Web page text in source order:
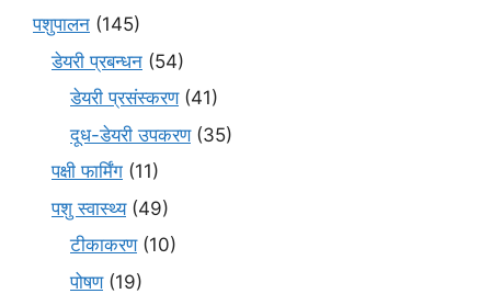
पशुपालन (145)
डेयरी प्रबन्धन (54)
डेयरी प्रसंस्करण(41)
दूध-डेयरी उपकरण(35)
पक्षी फार्मिंग (11)
पशु स्वास्थ्य(49)
टीकाकरण(10)
पोषण(19)